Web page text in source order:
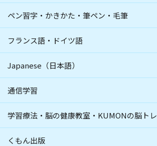
ペン習字・かきかた・筆ペン・毛筆
フランス語・ドイツ語
Japanese（日本語）
通信学習
学習療法・脳の健康教室・KUMONの脳トレ
くもん出版